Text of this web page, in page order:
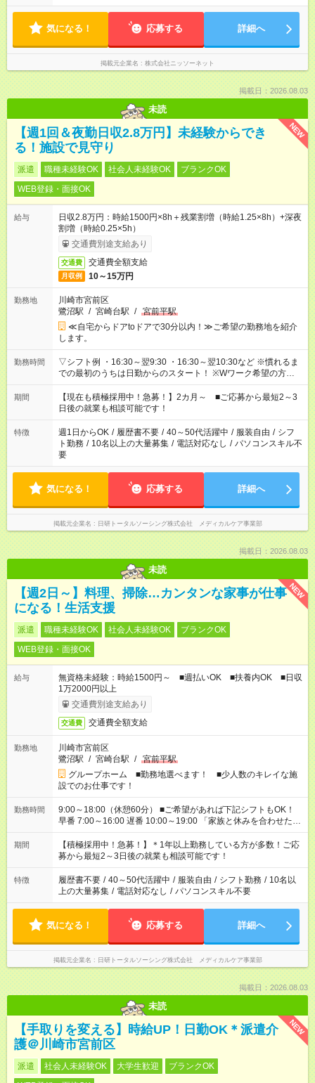
気になる！ 応募する 詳細へ
掲載元企業名 株式会社ニッソーネット
掲載日：2026.08.03
未読
NEW
【週1回＆夜勤日収2.8万円】未経験からでき
る！施設で見守り
派遣 職種未経験OK 社会人未経験OK
ブランクOK
WEB登録・面接OK
給与
日収2.8万円：時給1500円×8h＋残業割増（時給1.25×8h）+深夜
割増（時給0.25×5h）
交通費別途支給あり
交通費 交通費全額支給
月収例 10～15万円
勤務地
川崎市宮前区
鷺沼駅 / 宮崎台駅 / 宮前平駅
≪自宅からドアtoドアで30分以内！≫ご希望の勤務地を紹介
します。
勤務時間
▽シフト例 ・16:30～翌9:30 ・16:30～翌10:30など ※慣れるま
での最初のうちは日勤からのスタート！ ※Wワーク希望の方へ
今ご覧のお仕事で希望する勤務時間と、もう1つのお仕事の勤務
時間。 合計で週40時間を超える場合は応募できません。
期間
【現在も積極採用中！急募！】2カ月～ ■ご応募から最短2～3
日後の就業も相談可能です！
特徴 週1日からOK / 履歴書不要 / 40～50代活躍中 / 服装自由 / シフ
ト勤務 / 10名以上の大量募集 / 電話対応なし / パソコンスキル不
要
気になる！ 応募する 詳細へ
掲載元企業名 日研トータルソーシング株式会社 メディカルケア事業部
掲載日：2026.08.03
未読
NEW
【週2日～】料理、掃除…カンタンな家事が仕事
になる！生活支援
派遣 職種未経験OK 社会人未経験OK
ブランクOK
WEB登録・面接OK
給与
無資格未経験：時給1500円～ ■週払いOK ■扶養内OK ■日収
1万2000円以上
交通費別途支給あり
交通費 交通費全額支給
勤務地
川崎市宮前区
鷺沼駅 / 宮崎台駅 / 宮前平駅
グループホーム ■勤務地選べます！ ■少人数のキレイな施
設でのお仕事です！
勤務時間
9:00～18:00（休憩60分） ■ご希望があれば下記シフトもOK！
早番 7:00～16:00 遅番 10:00～19:00 「家族と休みを合わせた
い」 「余裕を持って夕飯の準備がしたい」 「できれば残業はし
たくない」 など、ご希望を教えてくださいね。 ※Wワーク希望
の方へ 今ご覧のお仕事で希望する勤務時間と、もう1つのお仕事
の勤務時間。 合計で週40時間を超える場合は応募できません。
期間
【積極採用中！急募！】＊1年以上勤務している方が多数！ご応
募から最短2～3日後の就業も相談可能です！
特徴 履歴書不要 / 40～50代活躍中 / 服装自由 / シフト勤務 / 10名以
上の大量募集 / 電話対応なし / パソコンスキル不要
気になる！ 応募する 詳細へ
掲載元企業名 日研トータルソーシング株式会社 メディカルケア事業部
掲載日：2026.08.03
未読
NEW
【手取りを変える】時給UP！日勤OK＊派遣介
護＠川崎市宮前区
派遣 社会人未経験OK 大学生歓迎
ブランクOK